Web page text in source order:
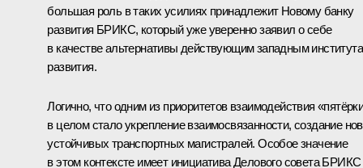
большая роль в таких усилиях принадлежит Новому банку
развития БРИКС, который уже уверенно заявил о себе
в качестве альтернативы действующим западным
развития.
Логично, что одним из приоритетов взаимодействия
в целом стало укрепление взаимосвязанности, создание
устойчивых транспортных магистралей. Особое значение
в этом контексте имеет инициатива Делового совета БРИКС